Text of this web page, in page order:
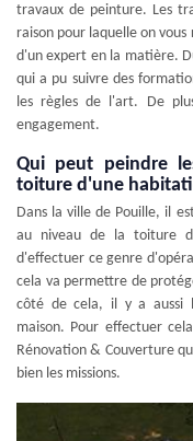
travaux de peinture. Les
raison pour laquelle on
d'un expert en la matière.
qui a pu suivre des
les règles de l'art. De
engagement.
Qui peut peindre
toiture d'une
Dans la ville de Pouille, il
au niveau de la toiture
d'effectuer ce genre
cela va permettre de
côté de cela, il y a aussi
maison. Pour effectuer
Rénovation & Couverture
bien les missions.